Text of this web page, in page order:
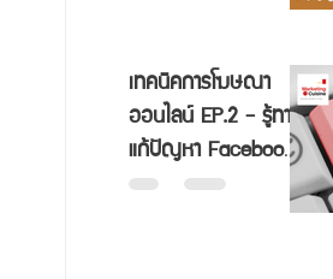
เทคนิคการโฆษณา
ออนไลน์ EP.2 - รู้ทาง
แก้ปัญหา Facebook
HELP